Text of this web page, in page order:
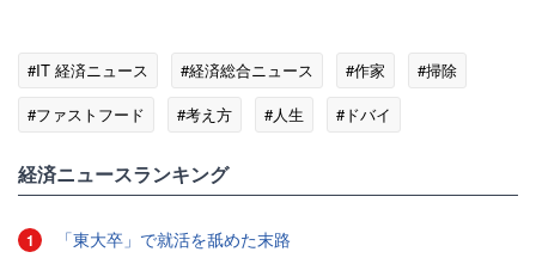
#IT 経済ニュース #経済総合ニュース #作家
#掃除
#ファストフード
#考え方 #人生
#ドバイ
経済ニュースランキング
1 「東大卒」で就活を舐めた末路